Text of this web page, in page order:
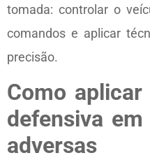
tomada: controlar o
comandos e aplicar
precisão.
Como
defensiva
adversas